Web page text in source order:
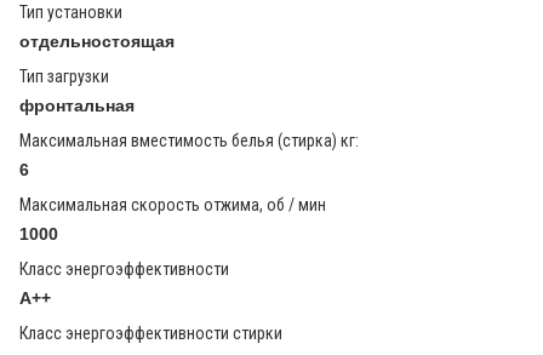
Тип установки
отдельностоящая
Тип загрузки
фронтальная
Максимальная вместимость белья (стирка) кг:
6
Максимальная скорость отжима, об / мин
1000
Класс энергоэффективности
A++
Класс энергоэффективности стирки